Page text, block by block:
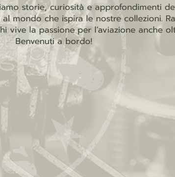
storie, curiosità e approfondimenti
mondo che ispira le nostre collezioni.
vive la passione per l’aviazione anche
Benvenuti a bordo!